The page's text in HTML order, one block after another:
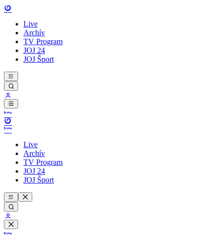
Live
Archív
TV Program
JOJ 24
JOJ Šport
Live
Archív
TV Program
JOJ 24
JOJ Šport